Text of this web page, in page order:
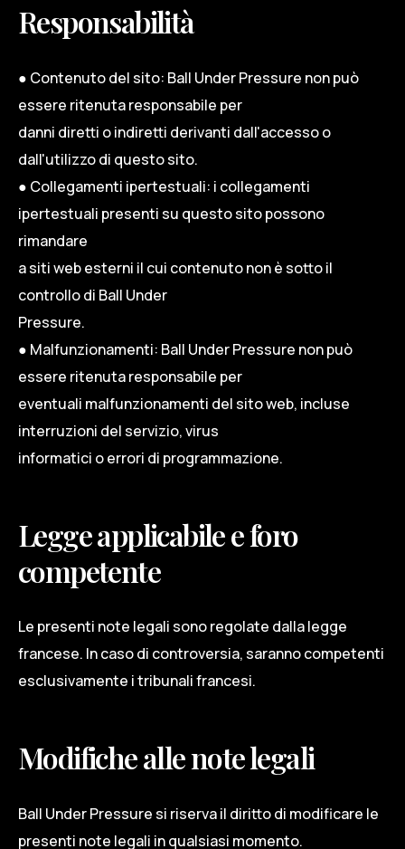
Responsabilità
● Contenuto del sito: Ball Under Pressure non può
essere ritenuta responsabile per
danni diretti o indiretti derivanti dall'accesso o
dall'utilizzo di questo sito.
● Collegamenti ipertestuali: i collegamenti
ipertestuali presenti su questo sito possono
rimandare
a siti web esterni il cui contenuto non è sotto il
controllo di Ball Under
Pressure.
● Malfunzionamenti: Ball Under Pressure non può
essere ritenuta responsabile per
eventuali malfunzionamenti del sito web, incluse
interruzioni del servizio, virus
informatici o errori di programmazione.
Legge applicabile e foro
competente
Le presenti note legali sono regolate dalla legge
francese. In caso di controversia, saranno competenti
esclusivamente i tribunali francesi.
Modifiche alle note legali
Ball Under Pressure si riserva il diritto di modificare le
presenti note legali in qualsiasi momento.